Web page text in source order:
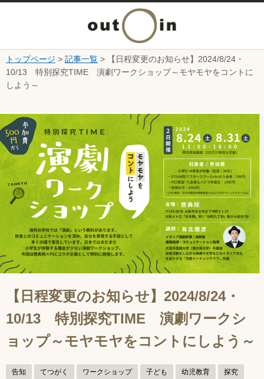
本文へ
ニ
ュ
ー
を
開
く
トップページ > 記事一覧 > 【日程変更のお知らせ】2024/8/24・
10/13 特別探究TIME 演劇ワークショップ～モヤモヤをコントに
しよう～
【日程変更のお知らせ】2024/8/24・
10/13 特別探究TIME 演劇ワークシ
ョップ～モヤモヤをコントにしよう～
告知 てつがく ワークショップ 子ども 幼児教育 探究